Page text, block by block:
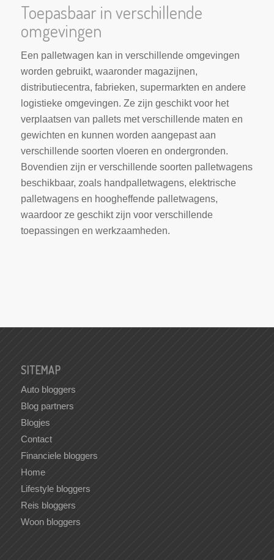
Toepasbaar in verschillende
omgevingen
Een palletwagen kan in verschillende omgevingen
worden gebruikt, waaronder magazijnen,
distributiecentra, fabrieken, supermarkten en andere
logistieke omgevingen. Ze zijn geschikt voor het
verplaatsen van pallets met verschillende maten en
gewichten en kunnen worden aangepast aan
verschillende soorten vloeren en ondergronden.
Bovendien zijn er verschillende soorten palletwagens
beschikbaar, zoals handpalletwagens, elektrische
palletwagens en hoogheffende palletwagens,
waardoor ze geschikt zijn voor verschillende
toepassingen en werkzaamheden.
SITEMAP
Auto bloggers
Blog partners
Blogjes
Contact
Financiele bloggers
Home
Lifestyle bloggers
Reis bloggers
Woon bloggers